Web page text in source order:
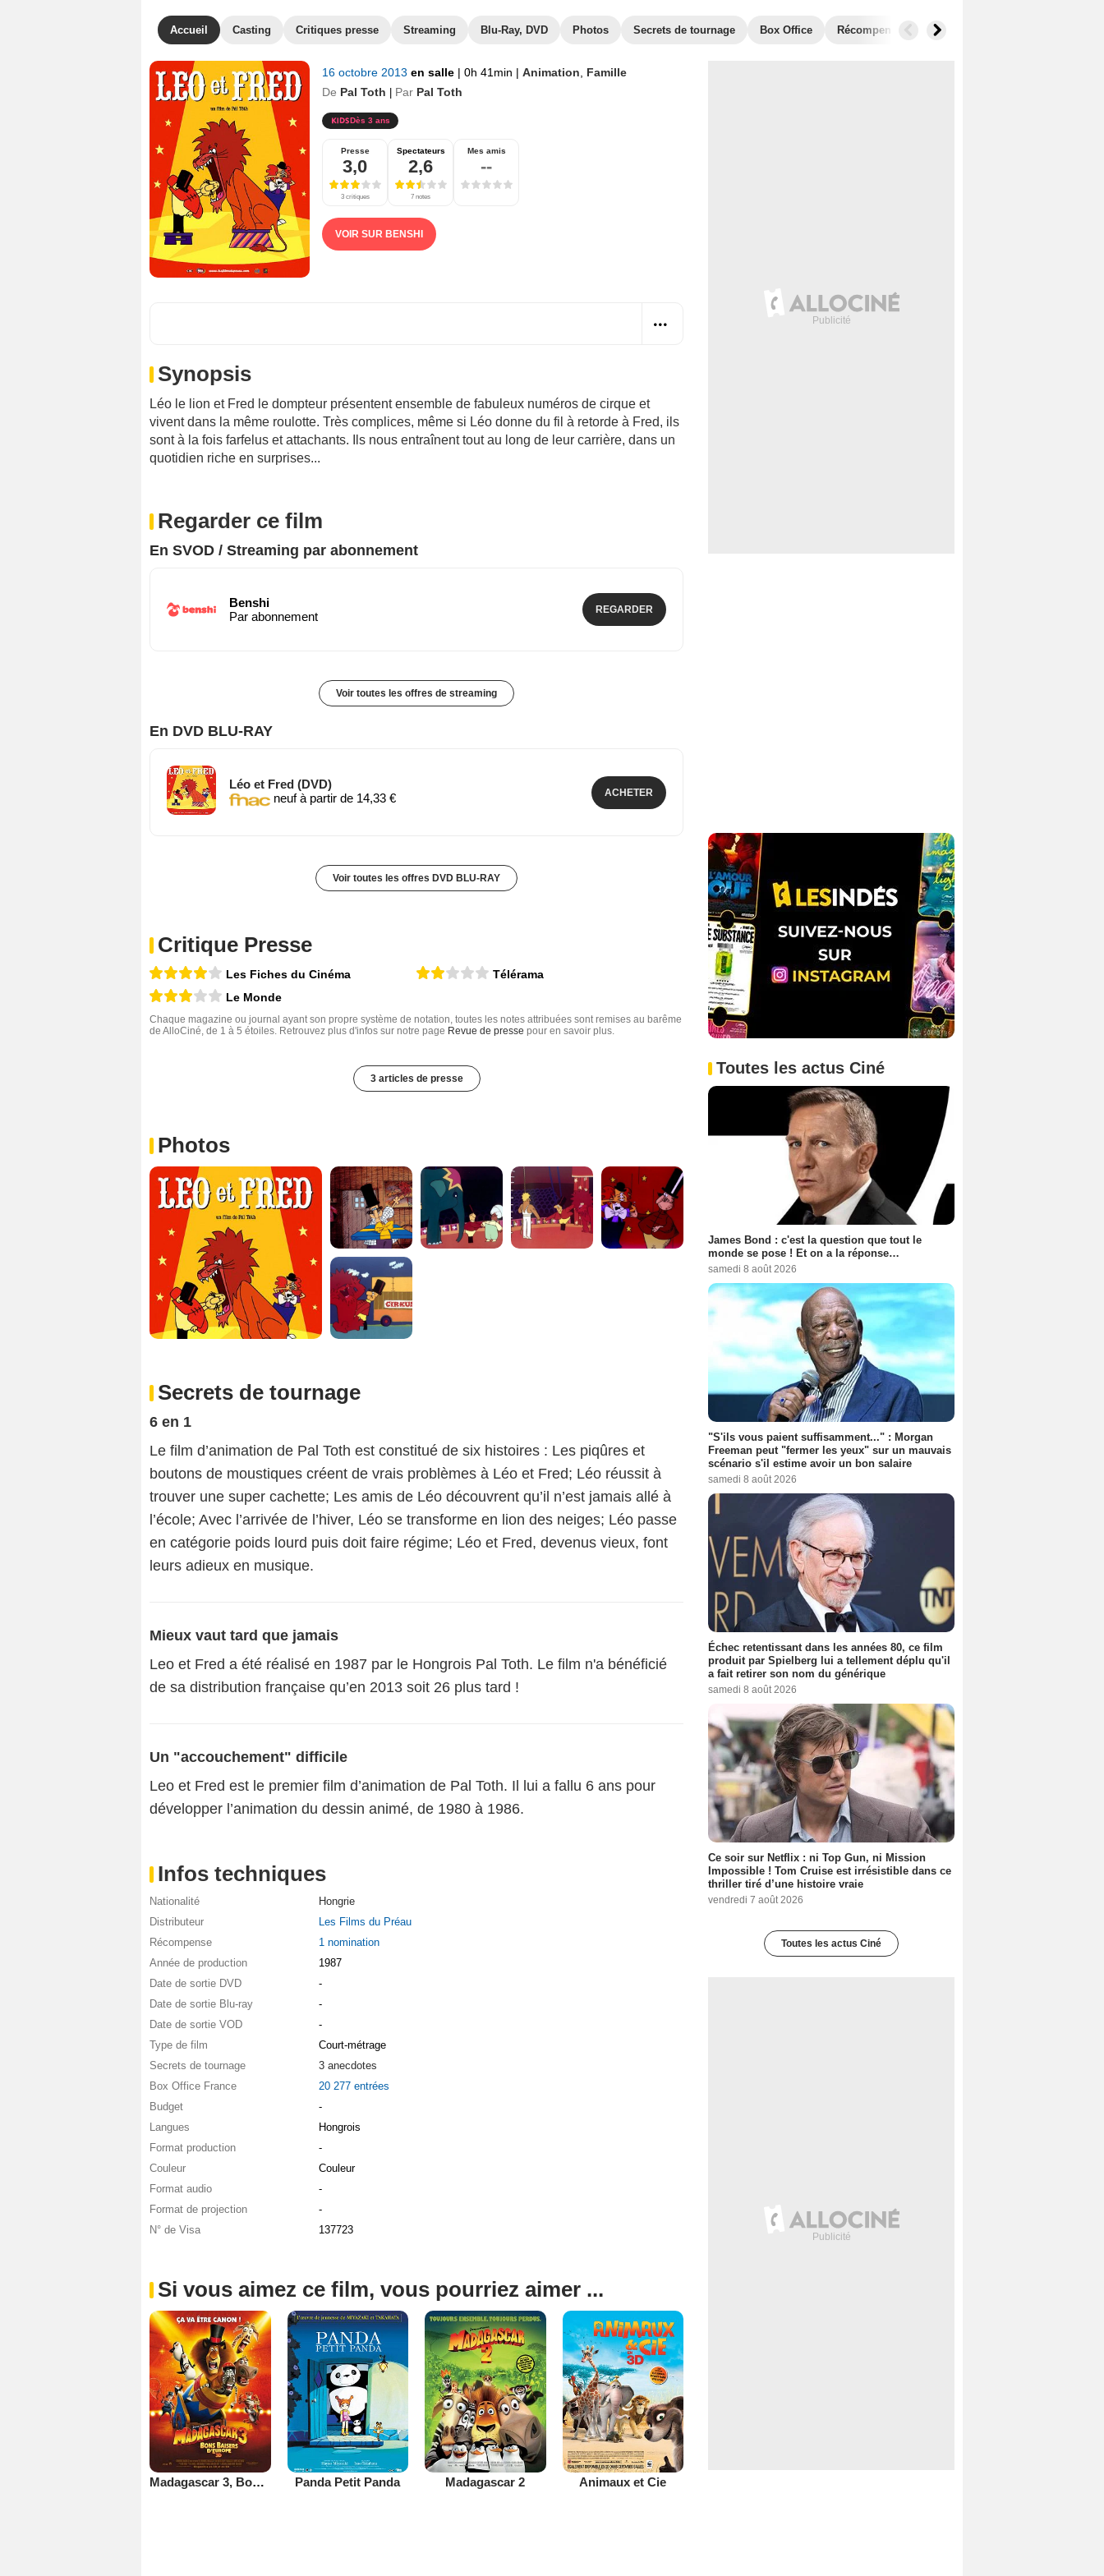
Accueil Casting Critiques presse Streaming Blu-Ray, DVD Photos Secrets de tournage Box Office Récompenses Films similaires
16 octobre 2013 en salle | 0h 41min | Animation
Famille
De Pal Toth Par Pal Toth
Dès 3 ans
Presse
3,0
3 critiques
Spectateurs
2,6
7 notes
Mes amis
--
VOIR SUR BENSHI
Synopsis
Léo le lion et Fred le dompteur présentent ensemble de fabuleux numéros de cirque et
vivent dans la même roulotte. Très complices, même si Léo donne du fil à retorde à Fred, ils
sont à la fois farfelus et attachants. Ils nous entraînent tout au long de leur carrière, dans un
quotidien riche en surprises...
Regarder ce film
En SVOD / Streaming par abonnement
Benshi
Par abonnement
REGARDER
Voir toutes les offres de streaming
En DVD BLU-RAY
Léo et Fred (DVD)
neuf à partir de 14,33 €
ACHETER
Voir toutes les offres DVD BLU-RAY
Critique Presse
Les Fiches du Cinéma
Le Monde
Télérama
Chaque magazine ou journal ayant son propre système de notation, toutes les notes attribuées sont remises au barême
de AlloCiné, de 1 à 5 étoiles. Retrouvez plus d'infos sur notre page Revue de presse pour en savoir plus.
3 articles de presse
Photos
Secrets de tournage
6 en 1
Le film d’animation de Pal Toth est constitué de six histoires : Les piqûres et
boutons de moustiques créent de vrais problèmes à Léo et Fred; Léo réussit à
trouver une super cachette; Les amis de Léo découvrent qu’il n’est jamais allé à
l’école; Avec l’arrivée de l’hiver, Léo se transforme en lion des neiges; Léo passe
en catégorie poids lourd puis doit faire régime; Léo et Fred, devenus vieux, font
leurs adieux en musique.
Mieux vaut tard que jamais
Leo et Fred a été réalisé en 1987 par le Hongrois Pal Toth. Le film n'a bénéficié
de sa distribution française qu’en 2013 soit 26 plus tard !
Un "accouchement" difficile
Leo et Fred est le premier film d’animation de Pal Toth. Il lui a fallu 6 ans pour
développer l’animation du dessin animé, de 1980 à 1986.
Infos techniques
Nationalité
Hongrie
Distributeur
Les Films du Préau
Récompense
1 nomination
Année de production
1987
Date de sortie DVD
-
Date de sortie Blu-ray
-
Date de sortie VOD
-
Type de film
Court-métrage
Secrets de tournage
3 anecdotes
Box Office France
20 277 entrées
Budget
-
Langues
Hongrois
Format production
-
Couleur
Couleur
Format audio
-
Format de projection
-
N° de Visa
137723
Si vous aimez ce film, vous pourriez aimer ...
Madagascar 3, Bons Baisers D’Europe Panda Petit Panda Madagascar 2 Animaux et Cie
Toutes les actus Ciné
James Bond : c'est la question que tout le
monde se pose ! Et on a la réponse…
samedi 8 août 2026
"S'ils vous paient suffisamment..." : Morgan
Freeman peut "fermer les yeux" sur un mauvais
scénario s'il estime avoir un bon salaire
samedi 8 août 2026
Échec retentissant dans les années 80, ce film
produit par Spielberg lui a tellement déplu qu'il
a fait retirer son nom du générique
samedi 8 août 2026
Ce soir sur Netflix : ni Top Gun, ni Mission
Impossible ! Tom Cruise est irrésistible dans ce
thriller tiré d’une histoire vraie
vendredi 7 août 2026
Toutes les actus Ciné